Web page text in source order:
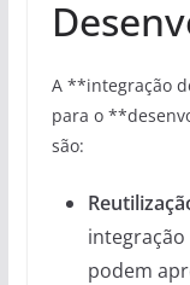
A **integração
para o
são:
integração
podem